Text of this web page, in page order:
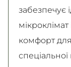
забезпечує
комфорт